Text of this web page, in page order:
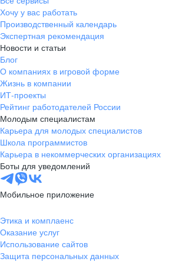
Хочу у вас работать
Производственный календарь
Экспертная рекомендация
Новости и статьи
Блог
О компаниях в игровой форме
Жизнь в компании
ИТ-проекты
Рейтинг работодателей России
Молодым специалистам
Карьера для молодых специалистов
Школа программистов
Карьера в некоммерческих организациях
Боты для уведомлений
Мобильное приложение
Этика и комплаенс
Оказание услуг
Использование сайтов
Защита персональных данных